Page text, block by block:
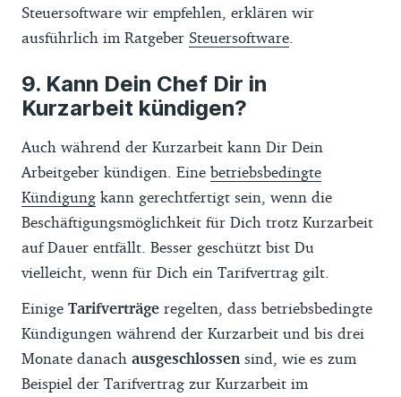
Steuersoftware wir empfehlen, erklären wir
ausführlich im Ratgeber Steuersoftware
Kann Dein Chef Dir in
Kurzarbeit kündigen?
Auch während der Kurzarbeit kann Dir Dein
Arbeitgeber kündigen. Eine betriebsbedingte
Kündigung kann gerechtfertigt sein, wenn die
Beschäftigungsmöglichkeit für Dich trotz Kurzarbeit
auf Dauer entfällt. Besser geschützt bist Du
vielleicht, wenn für Dich ein Tarifvertrag gilt.
Einige Tarifverträge regelten, dass betriebsbedingte
Kündigungen während der Kurzarbeit und bis drei
Monate danach ausgeschlossen sind, wie es zum
Beispiel der Tarifvertrag zur Kurzarbeit im